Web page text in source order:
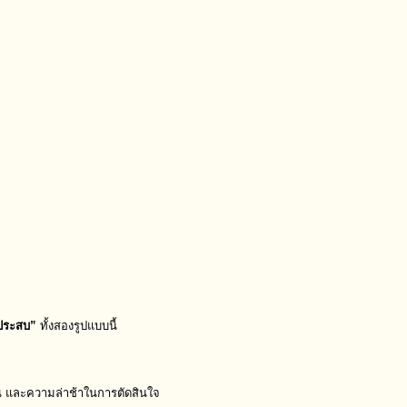
ะสบ” ทั้งสองรูปแบบนี้
ละความล่าช้าในการตัดสินใจ